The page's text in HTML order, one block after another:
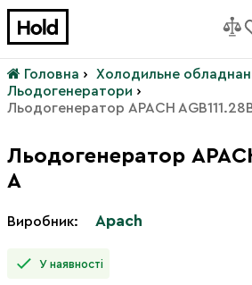
Головна › Холодильне
Льодогенератори ›
Льодогенератор APACH
Льодогенератор
A
Виробник: Apach
У наявності